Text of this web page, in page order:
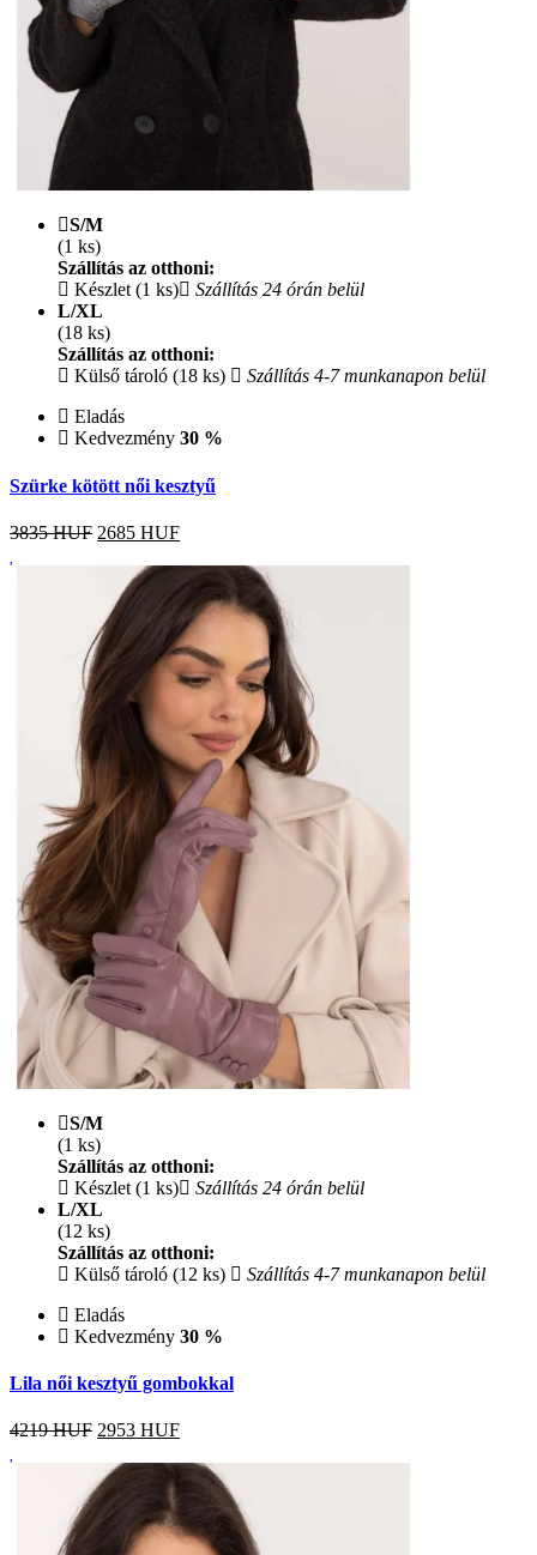
S/M
(1 ks)
Szállítás az otthoni:
Készlet (1 ks)
Szállítás 24 órán belül
L/XL
(18 ks)
Szállítás az otthoni:
Külső tároló (18 ks)
Szállítás 4-7 munkanapon belül
Eladás
Kedvezmény 30 %
Szürke kötött női kesztyű
3835 HUF 2685 HUF
S/M
(1 ks)
Szállítás az otthoni:
Készlet (1 ks)
Szállítás 24 órán belül
L/XL
(12 ks)
Szállítás az otthoni:
Külső tároló (12 ks)
Szállítás 4-7 munkanapon belül
Eladás
Kedvezmény 30 %
Lila női kesztyű gombokkal
4219 HUF 2953 HUF